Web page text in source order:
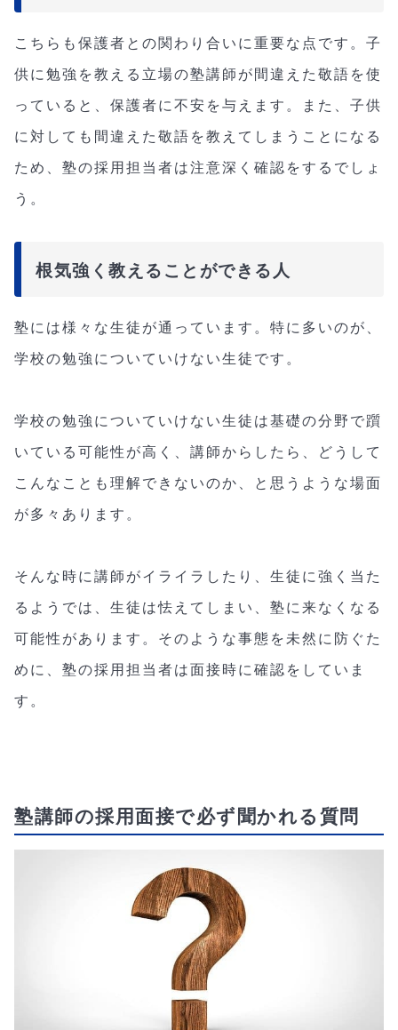
こちらも保護者との関わり合いに重要な点です。子
供に勉強を教える立場の塾講師が間違えた敬語を使
っていると、保護者に不安を与えます。また、子供
に対しても間違えた敬語を教えてしまうことになる
ため、塾の採用担当者は注意深く確認をするでしょ
う。
根気強く教えることができる人
塾には様々な生徒が通っています。特に多いのが、
学校の勉強についていけない生徒です。
学校の勉強についていけない生徒は基礎の分野で躓
いている可能性が高く、講師からしたら、どうして
こんなことも理解できないのか、と思うような場面
が多々あります。
そんな時に講師がイライラしたり、生徒に強く当た
るようでは、生徒は怯えてしまい、塾に来なくなる
可能性があります。そのような事態を未然に防ぐた
めに、塾の採用担当者は面接時に確認をしていま
す。
塾講師の採用面接で必ず聞かれる質問